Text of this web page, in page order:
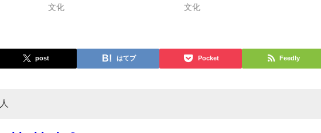
文化
文化
post はてブ Pocket Feedly